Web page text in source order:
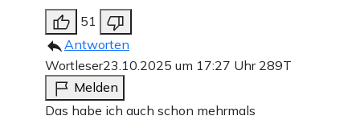
51
Antworten
Wortleser23.10.2025 um 17:27 Uhr 289T
Melden
Das habe ich auch schon mehrmals